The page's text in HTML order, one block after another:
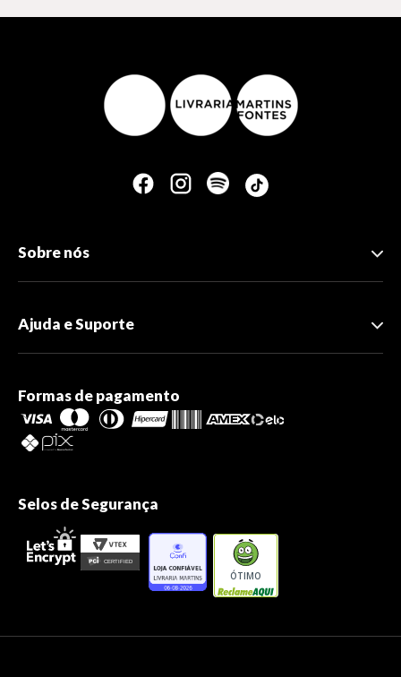
Sobre nós
Ajuda e Suporte
Formas de pagamento
Selos de Segurança
ÓTIMO